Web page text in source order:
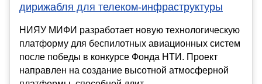
дирижабля для телеком-инфраструктуры
НИЯУ МИФИ разработает новую технологическую
платформу для беспилотных авиационных систем
после победы в конкурсе Фонда НТИ. Проект
направлен на создание высотной атмосферной